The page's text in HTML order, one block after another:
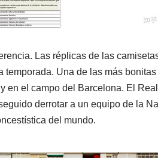
Las réplicas de las
temporada. Una de las más
y en el campo del Barcelona. El
derrotar a un equipo de la
del mundo.